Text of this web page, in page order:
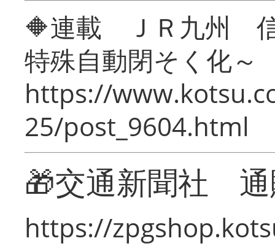
🔶連載 ＪＲ九州 信
特殊自動閉そく化～
https://
25/post_9604.html
🎁交通新聞社
https://